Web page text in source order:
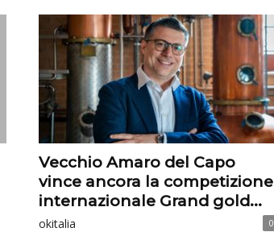
Vecchio Amaro del Capo
vince ancora la competizione
internazionale Grand gold...
okitalia 0